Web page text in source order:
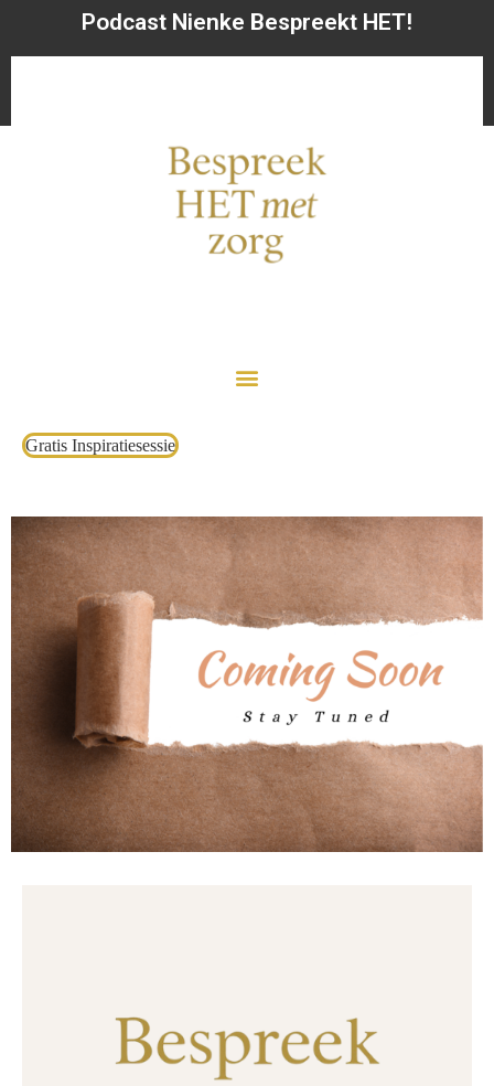
Podcast Nienke Bespreekt HET!
Gratis Inspiratiesessie